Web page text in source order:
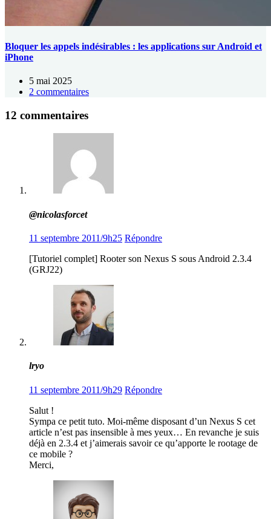
Bloquer les appels indésirables : les applications sur Android et
iPhone
5 mai 2025
2 commentaires
12 commentaires
@nicolasforcet
11 septembre 2011/9h25 Répondre
[Tutoriel complet] Rooter son Nexus S sous Android 2.3.4
(GRJ22)
lryo
11 septembre 2011/9h29 Répondre
Salut !
Sympa ce petit tuto. Moi-même disposant d’un Nexus S cet
article n’est pas insensible à mes yeux… En revanche je suis
déjà en 2.3.4 et j’aimerais savoir ce qu’apporte le rootage de
ce mobile ?
Merci,